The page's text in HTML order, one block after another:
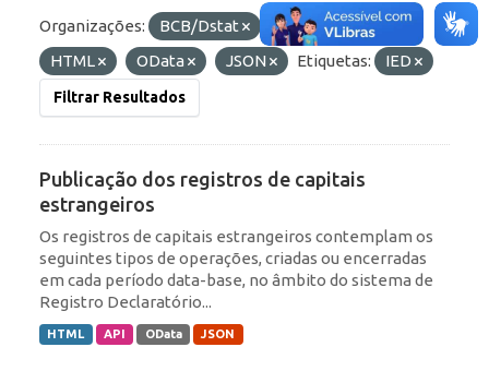
Organizações: BCB/Dstat Formatos:
API
HTML
OData JSON Etiquetas: IED
Filtrar Resultados
Publicação dos registros de capitais
estrangeiros
Os registros de capitais estrangeiros contemplam os
seguintes tipos de operações, criadas ou encerradas
em cada período data-base, no âmbito do sistema de
Registro Declaratório...
HTML API OData JSON